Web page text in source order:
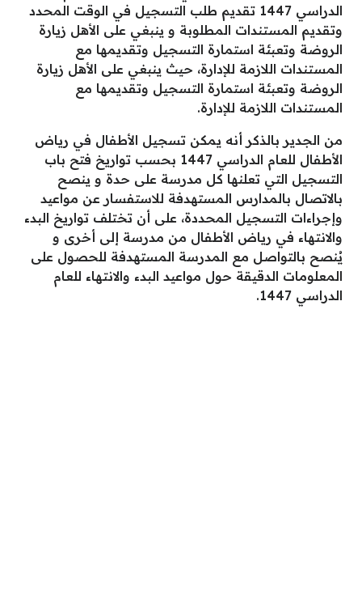
الدراسي 1447 تقديم طلب التسجيل في الوقت المحدد
وتقديم المستندات المطلوبة و ينبغي على الأهل زيارة
الروضة وتعبئة استمارة التسجيل وتقديمها مع
المستندات اللازمة للإدارة، حيث ينبغي على الأهل زيارة
الروضة وتعبئة استمارة التسجيل وتقديمها مع
المستندات اللازمة للإدارة.
من الجدير بالذكر أنه يمكن تسجيل الأطفال في رياض
الأطفال للعام الدراسي 1447 بحسب تواريخ فتح باب
التسجيل التي تعلنها كل مدرسة على حدة و ينصح
بالاتصال بالمدارس المستهدفة للاستفسار عن مواعيد
وإجراءات التسجيل المحددة، على أن تختلف تواريخ البدء
والانتهاء في رياض الأطفال من مدرسة إلى أخرى و
يُنصح بالتواصل مع المدرسة المستهدفة للحصول على
المعلومات الدقيقة حول مواعيد البدء والانتهاء للعام
الدراسي 1447.